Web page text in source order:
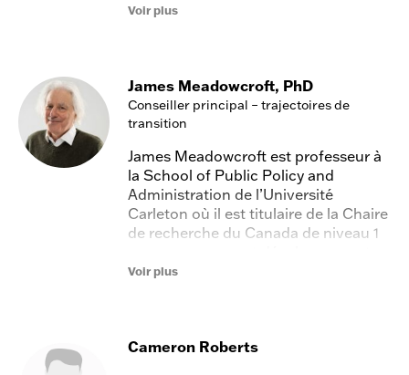
Ses travaux portent sur la
atteindre les objectifs de
développement durable. Le travail de
pionnier du CESAR dans ce domaine
de l’Accélérateur de transition.
Voir plus
James Meadowcroft, PhD
Conseiller principal – trajectoires de
transition
James Meadowcroft est professeur à
la School of Public Policy and
Administration de l’Université
Carleton où il est titulaire de la Chaire
de recherche du Canada de niveau 1
durable. Il est l’auteur de nombreuses
du public, aux politiques climatiques
Voir plus
Cameron Roberts